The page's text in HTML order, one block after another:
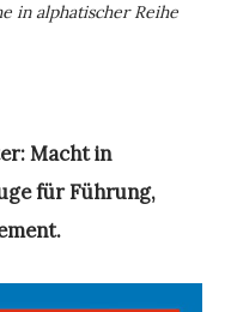
in alphatischer Reihe
Macht in
für Führung,